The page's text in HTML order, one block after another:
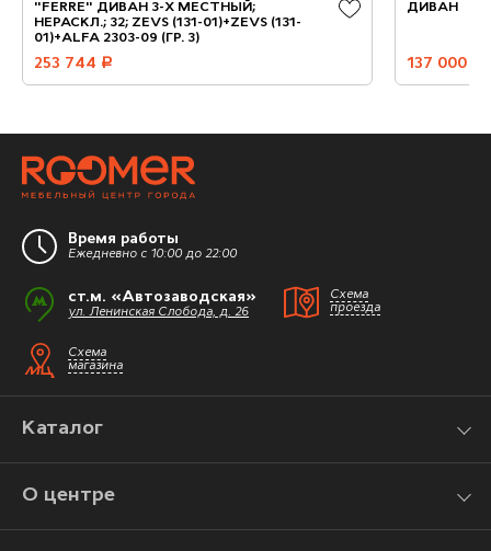
"FERRE" ДИВАН 3-Х МЕСТНЫЙ;
НЕРАСКЛ.; 32; ZEVS (131-01)+ZEVS (131-
01)+ALFA 2303-09 (ГР. 3)
253 744 руб.
ДИВАН
137 000
Время работы
Ежедневно с 10:00 до 22:00
ст.м. «Автозаводская»
ул. Ленинская Слобода, д. 26
Схема
проезда
Схема
магазина
Каталог
О центре